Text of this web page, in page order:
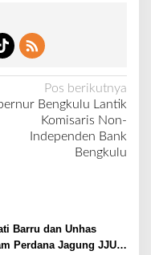
Pos berikutnya
Bengkulu Lantik
Komisaris Non-
Independen Bank
Bengkulu
Barru dan Unhas
Perdana Jagung JJUH,